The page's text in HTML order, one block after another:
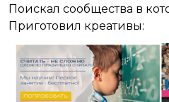
Поискал сообщества в
Приготовил креативы: